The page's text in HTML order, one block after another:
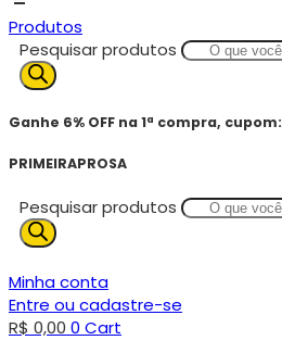
Produtos
Pesquisar produtos
Ganhe 6% OFF na 1ª compra, cupom:
PRIMEIRAPROSA
Pesquisar produtos
Minha conta
Entre ou cadastre-se
R$ 0,00 0 Cart